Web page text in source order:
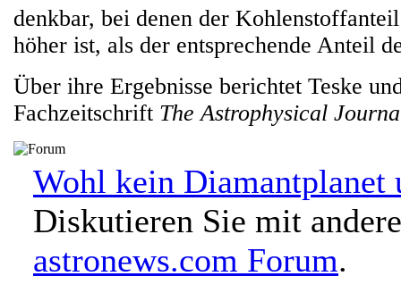
denkbar, bei denen der
höher ist, als der entsprechende Anteil
Über ihre Ergebnisse berichtet Teske
Fachzeitschrift The Astrophysical
Wohl kein Diamantplanet
Diskutieren Sie mit
astronews.com Forum.